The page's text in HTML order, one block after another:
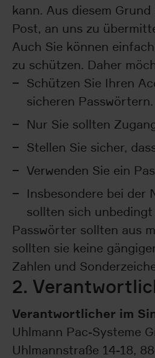
kann. Aus diesem
Post, an uns zu
Auch Sie können
zu schützen. Daher
Schützen Sie Ihren
sicheren Passwörtern.
Nur Sie sollten
Stellen Sie sicher,
Verwenden Sie ein
Insbesondere bei der
sollten sich
Passwörter sollten aus
sollten sie keine
Zahlen und
2.
Verantwortlicher im
Uhlmann Pac-Systeme
Uhlmannstraße 14-18,